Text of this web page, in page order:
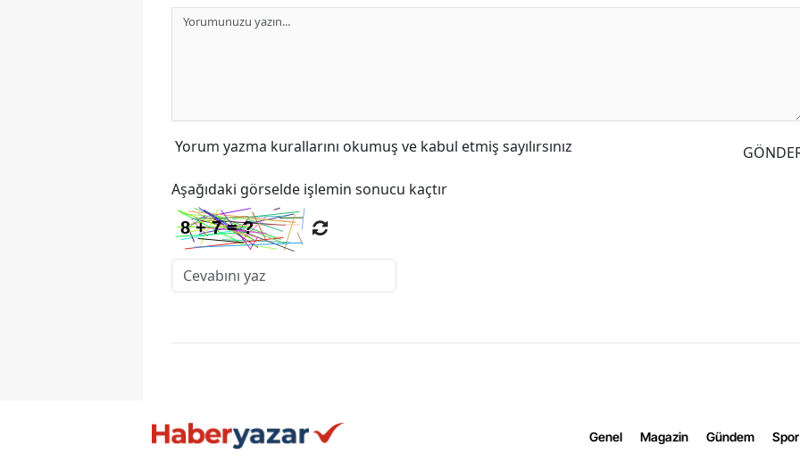
Yorum yazma kurallarını okumuş ve kabul etmiş sayılırsınız
Aşağıdaki görselde işlemin sonucu kaçtır
Genel Magazin Gündem Spor